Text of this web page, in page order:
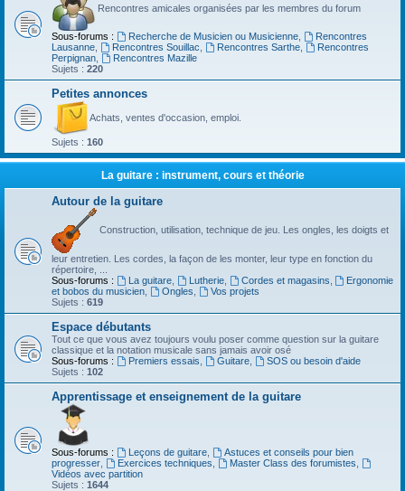
Rencontres amicales organisées par les membres du forum
Sous-forums : Recherche de Musicien ou Musicienne,
Rencontres
Lausanne
Rencontres Souillac Rencontres Sarthe,
Rencontres
Perpignan
Rencontres Mazille
Sujets : 220
Petites annonces
Achats, ventes d'occasion, emploi.
Sujets : 160
La guitare : instrument, cours et théorie
Autour de la guitare
Construction, utilisation, technique de jeu. Les ongles, les doigts et
leur entretien. Les cordes, la façon de les monter, leur type en fonction du
répertoire, ...
Sous-forums :
La guitare, Lutherie, Cordes et magasins
Ergonomie
et bobos du musicien
Ongles
Vos projets
Sujets : 619
Espace débutants
Tout ce que vous avez toujours voulu poser comme question sur la guitare
classique et la notation musicale sans jamais avoir osé
Sous-forums :
Premiers essais Guitare,
SOS ou besoin d'aide
Sujets : 102
Apprentissage et enseignement de la guitare
Sous-forums : Leçons de guitare,
Astuces et conseils pour bien
progresser
Exercices techniques Master Class des forumistes
Vidéos avec partition
Sujets : 1644